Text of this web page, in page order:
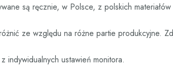
są ręcznie, w Polsce, z polskich
ze względu na różne partie produkcyjne.
indywidualnych ustawień monitora.